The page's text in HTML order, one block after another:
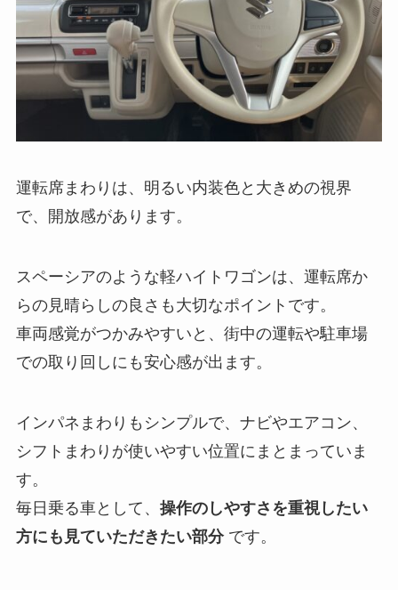
運転席まわりは、明るい内装色と大きめの視界
で、開放感があります。
スペーシアのような軽ハイトワゴンは、運転席か
らの見晴らしの良さも大切なポイントです。
車両感覚がつかみやすいと、街中の運転や駐車場
での取り回しにも安心感が出ます。
インパネまわりもシンプルで、ナビやエアコン、
シフトまわりが使いやすい位置にまとまっていま
す。
毎日乗る車として、 操作のしやすさを重視したい
方にも見ていただきたい部分です。